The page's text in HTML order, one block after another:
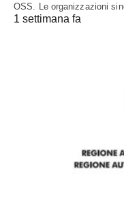
OSS. Le organizzazioni
1 settimana fa